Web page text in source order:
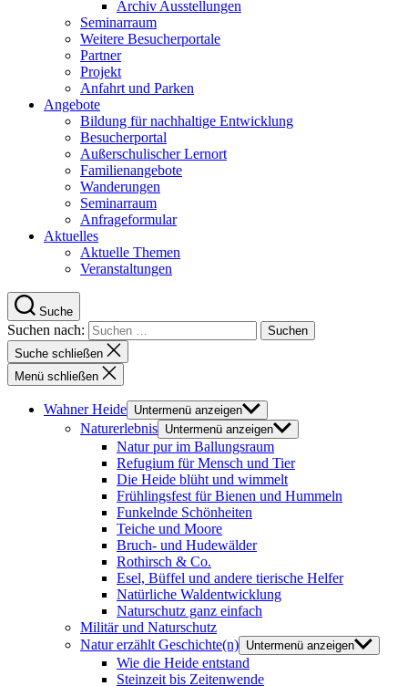
Archiv Ausstellungen
Seminarraum
Weitere Besucherportale
Partner
Projekt
Anfahrt und Parken
Angebote
Bildung für nachhaltige Entwicklung
Besucherportal
Außerschulischer Lernort
Familienangebote
Wanderungen
Seminarraum
Anfrageformular
Aktuelles
Aktuelle Themen
Veranstaltungen
Suche
Suchen nach:
Suche schließen
Menü schließen
Wahner Heide Untermenü anzeigen
Naturerlebnis Untermenü anzeigen
Natur pur im Ballungsraum
Refugium für Mensch und Tier
Die Heide blüht und wimmelt
Frühlingsfest für Bienen und Hummeln
Funkelnde Schönheiten
Teiche und Moore
Bruch- und Hudewälder
Rothirsch & Co.
Esel, Büffel und andere tierische Helfer
Natürliche Waldentwicklung
Naturschutz ganz einfach
Militär und Naturschutz
Natur erzählt Geschichte(n) Untermenü anzeigen
Wie die Heide entstand
Steinzeit bis Zeitenwende